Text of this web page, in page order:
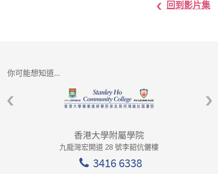
回到影片集
你可能想知道...
香港大學附屬學院
九龍灣宏開道 28 號李韶伉儷樓
3416 6338